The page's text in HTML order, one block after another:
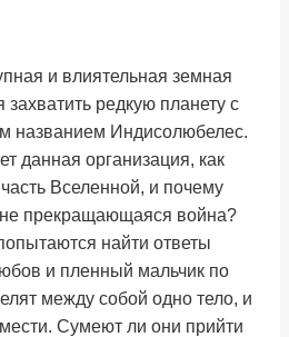
и влиятельная земная
захватить редкую планету с
названием Индисолюбелес.
данная организация, как
Вселенной, и почему
прекращающаяся война?
найти ответы
и пленный мальчик по
между собой одно тело, и
Сумеют ли они прийти